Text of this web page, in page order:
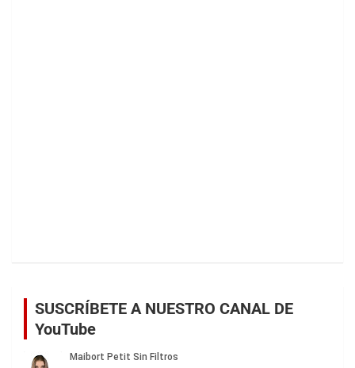
SUSCRÍBETE A NUESTRO CANAL DE
YouTube